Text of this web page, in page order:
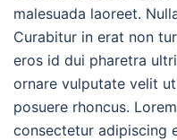
malesuada laoreet.
Curabitur in erat non
eros id dui pharetra
ornare vulputate velit
posuere rhoncus.
consectetur adipiscing